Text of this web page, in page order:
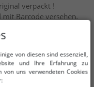
verpackt !
Barcode versehen.
Keine
von diesen sind essenziell,
und Ihre Erfahrung zu
uns verwendeten Cookies